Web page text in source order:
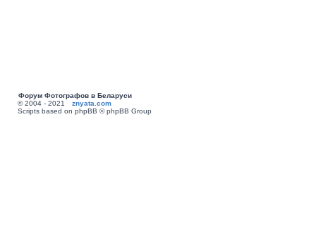
Форум Фотографов в Беларуси
© 2004 - 2021 znyata.com
Scripts based on phpBB © phpBB Group